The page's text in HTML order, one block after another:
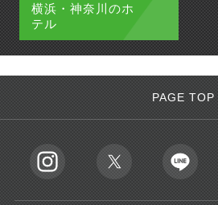
横浜・神奈川のホ
テル
PAGE TOP